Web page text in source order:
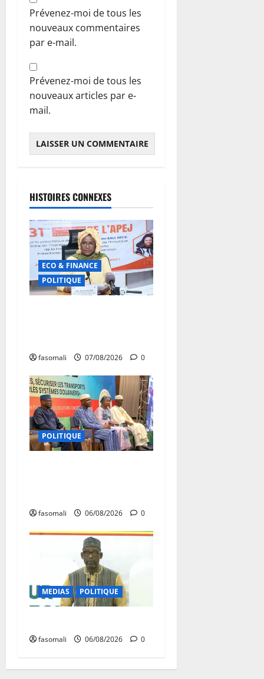
Prévenez-moi de tous les
nouveaux commentaires
par e-mail.
Prévenez-moi de tous les
nouveaux articles par e-
mail.
HISTOIRES CONNEXES
ECO & FINANCE
POLITIQUE
fasomali 07/08/2026 0
POLITIQUE
fasomali 06/08/2026 0
MEDIAS POLITIQUE
fasomali 06/08/2026 0